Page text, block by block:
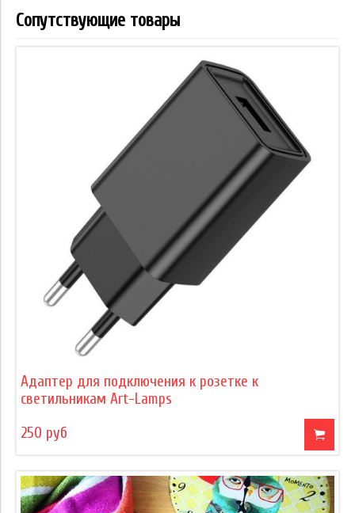
Сопутствующие товары
Адаптер для подключения к розетке к
светильникам Art-Lamps
250 руб